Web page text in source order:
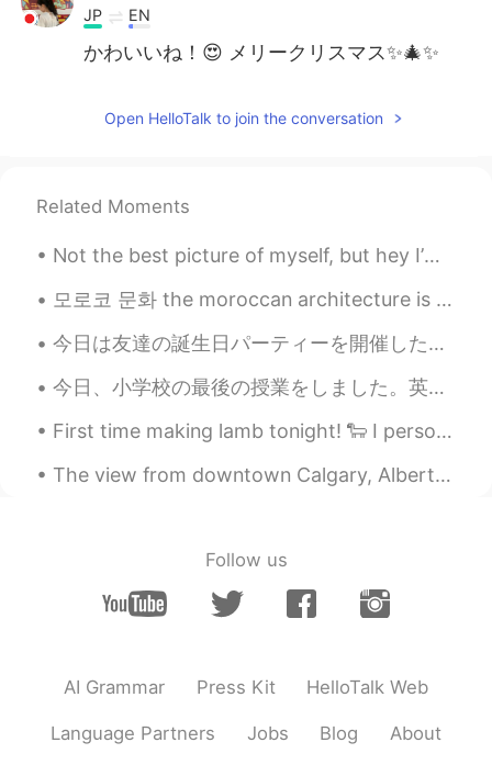
JP EN
かわいいね！😍 メリークリスマス✨🎄✨
Open HelloTalk to join the conversation
Related Moments
Not the best picture of myself, but hey I’m out fishing.. no need for makeup or nice hair! 😉 anyw...
모로코 문화 the moroccan architecture is known by using different types of colorful mosaics and tiles ...
今日は友達の誕生日パーティーを開催した。サプライズパーティーだったけど、本の誕生日が1ヶ月前でロックダウンの最中だったから当日祝えなかったんだ。遅かったからやっぱり最初は意味不明なところあって気...
今日、小学校の最後の授業をしました。英語の先生の仕事は来週終わります。5年と6年生のみんなが色々、ゲームやメッセージを準備してくれて、本当に楽しかった。授業の終わりに必ず誰かが泣き出す、それを見...
First time making lamb tonight! 🐑 I personally do not eat lamb, but even with that being said -- ...
The view from downtown Calgary, Alberta. I took this photo a couple of years ago, but it really s...
Follow us
AI Grammar Press Kit HelloTalk Web
Language Partners Jobs Blog About